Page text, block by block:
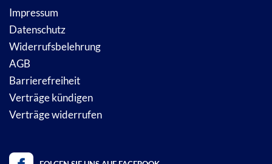
Impressum
Datenschutz
Widerrufsbelehrung
AGB
Barrierefreiheit
Verträge kündigen
Verträge widerrufen